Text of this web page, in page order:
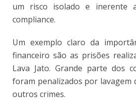
um risco isolado e inerente
compliance.
Um exemplo claro da
financeiro são as prisões
Lava Jato. Grande parte dos
foram penalizados por lavagem
outros crimes.